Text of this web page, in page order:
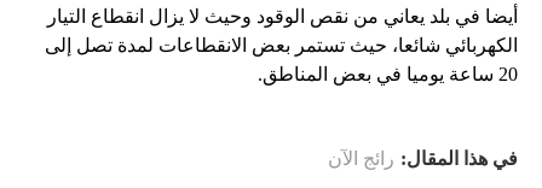
أيضا في بلد يعاني من نقص الوقود وحيث لا يزال انقطاع التيار
الكهربائي شائعا، حيث تستمر بعض الانقطاعات لمدة تصل إلى
20 ساعة يوميا في بعض المناطق.
في هذا المقال: رائج الآن